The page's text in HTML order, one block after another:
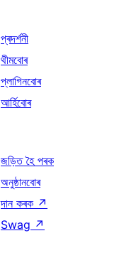
প্ৰদৰ্শনী
থীমবোৰ
প্লাগিনবোৰ
আৰ্হিবোৰ
জড়িত হৈ পৰক
অনুষ্ঠানবোৰ
দান কৰক ↗
Swag ↗